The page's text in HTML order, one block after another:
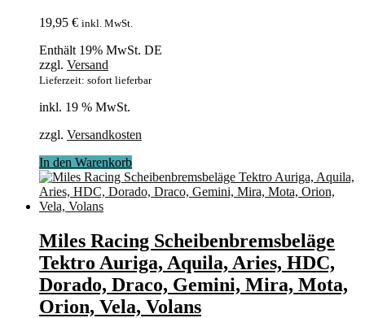
19,95 € inkl. MwSt.
Enthält 19% MwSt. DE
zzgl. Versand
Lieferzeit: sofort lieferbar
inkl. 19 % MwSt.
zzgl. Versandkosten
In den Warenkorb
Miles Racing Scheibenbremsbeläge
Tektro Auriga, Aquila, Aries, HDC,
Dorado, Draco, Gemini, Mira, Mota,
Orion, Vela, Volans